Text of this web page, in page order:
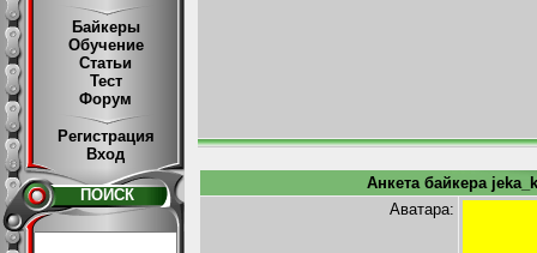
Байкеры
Обучение
Статьи
Тест
Форум
Регистрация
Вход
ПОИСК
Анкета байкера
Аватара: